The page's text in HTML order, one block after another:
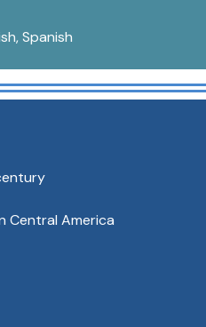
Spanish
Central America